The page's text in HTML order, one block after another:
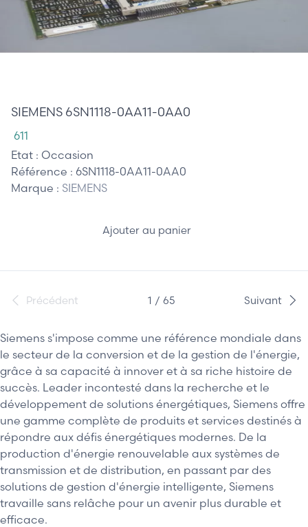
Siemens s'impose comme une référence mondiale dans
le secteur de la conversion et de la gestion de l'énergie,
grâce à sa capacité à innover et à sa riche histoire de
succès. Leader incontesté dans la recherche et le
développement de solutions énergétiques, Siemens offre
une gamme complète de produits et services destinés à
répondre aux défis énergétiques modernes. De la
production d'énergie renouvelable aux systèmes de
transmission et de distribution, en passant par des
solutions de gestion d'énergie intelligente, Siemens
travaille sans relâche pour un avenir plus durable et
efficace.
SIEMENS 6SN1118-0AA11-0AA0
611
Etat : Occasion
Référence : 6SN1118-0AA11-0AA0
Marque : SIEMENS
Ajouter au panier
Précédent 1 / 65 Suivant